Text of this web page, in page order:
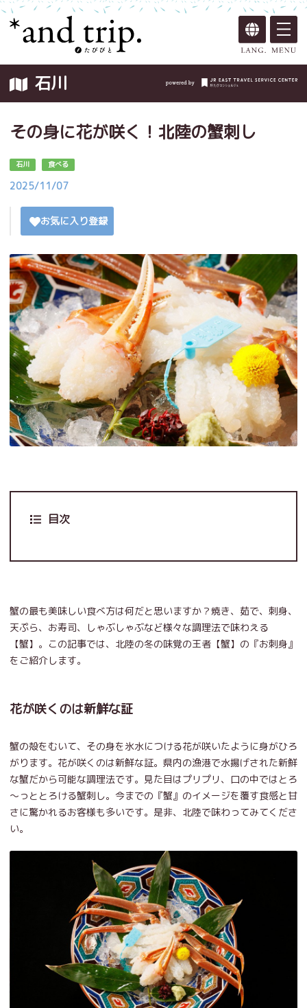
石川
その身に花が咲く！北陸の蟹刺し
石川 食べる
2025/11/07
お気に入り登録
目次
蟹の最も美味しい食べ方は何だと思いますか？焼き、茹で、刺身、
天ぷら、お寿司、しゃぶしゃぶなど様々な調理法で味わえる
【蟹】。この記事では、北陸の冬の味覚の王者【蟹】の『お刺身』
をご紹介します。
花が咲くのは新鮮な証
蟹の殻をむいて、その身を氷水につける花が咲いたように身がひろ
がります。花が咲くのは新鮮な証。県内の漁港で水揚げされた新鮮
な蟹だから可能な調理法です。見た目はプリプリ、口の中ではとろ
～っととろける蟹刺し。今までの『蟹』のイメージを覆す食感と甘
さに驚かれるお客様も多いです。是非、北陸で味わってみてくださ
い。